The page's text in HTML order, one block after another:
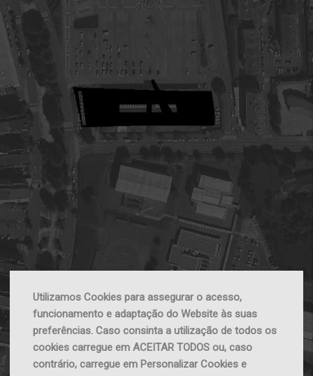
Utilizamos Cookies para assegurar o acesso,
funcionamento e adaptação do Website às suas
preferências. Caso consinta a utilização de todos os
cookies carregue em ACEITAR TODOS ou, caso
contrário, carregue em Personalizar Cookies e